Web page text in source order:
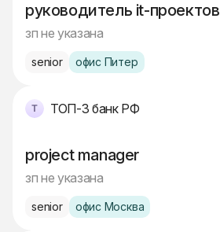
руководитель it-проектов
зп не указана
senior офис Питер
ТОП-3 банк РФ
project manager
зп не указана
senior офис Москва